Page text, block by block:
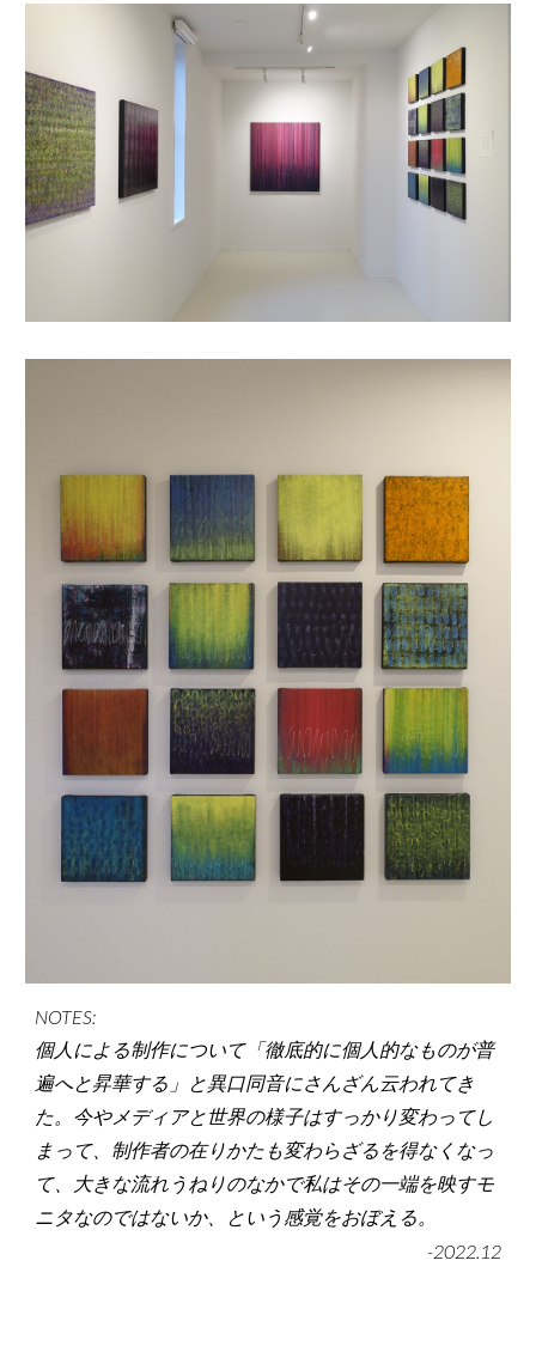
NOTES:
個人による制作について「徹底的に個人的なものが普
遍へと昇華する」と異口同音にさんざん云われてき
た。今やメディアと世界の様子はすっかり変わってし
まって、制作者の在りかたも変わらざるを得なくなっ
て、大きな流れうねりのなかで私はその一端を映すモ
ニタなのではないか、という感覚をおぼえる。
-2022.12